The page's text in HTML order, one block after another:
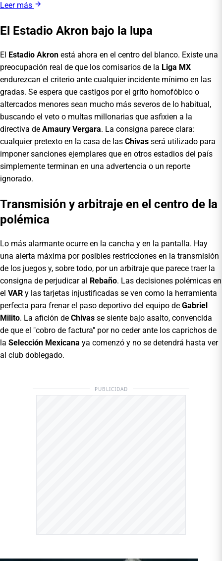
Leer más
El Estadio Akron bajo la lupa
El Estadio Akron está ahora en el centro del blanco. Existe una
preocupación real de que los comisarios de la Liga MX
endurezcan el criterio ante cualquier incidente mínimo en las
gradas. Se espera que castigos por el grito homofóbico o
altercados menores sean mucho más severos de lo habitual,
buscando el veto o multas millonarias que asfixien a la
directiva de Amaury Vergara. La consigna parece clara:
cualquier pretexto en la casa de las Chivas será utilizado para
imponer sanciones ejemplares que en otros estadios del país
simplemente terminan en una advertencia o un reporte
ignorado.
Transmisión y arbitraje en el centro de la
polémica
Lo más alarmante ocurre en la cancha y en la pantalla. Hay
una alerta máxima por posibles restricciones en la transmisión
de los juegos y, sobre todo, por un arbitraje que parece traer la
consigna de perjudicar al Rebaño. Las decisiones polémicas en
el VAR y las tarjetas injustificadas se ven como la herramienta
perfecta para frenar el paso deportivo del equipo de Gabriel
Milito. La afición de Chivas se siente bajo asalto, convencida
de que el "cobro de factura" por no ceder ante los caprichos de
la Selección Mexicana ya comenzó y no se detendrá hasta ver
al club doblegado.
PUBLICIDAD